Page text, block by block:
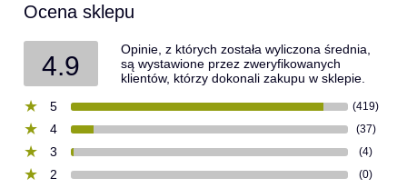
Ocena sklepu
4.9
Opinie, z których została wyliczona średnia,
są wystawione przez zweryfikowanych
klientów, którzy dokonali zakupu w sklepie.
5
(419)
4 (37)
3 (4)
2 (0)